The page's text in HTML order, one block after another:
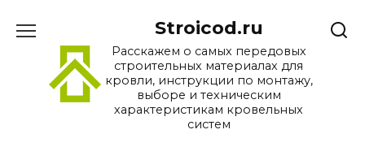
содержанию
Stroicod.ru
Расскажем о самых передовых
строительных материалах для
кровли, инструкции по монтажу,
выборе и техническим
характеристикам кровельных
систем